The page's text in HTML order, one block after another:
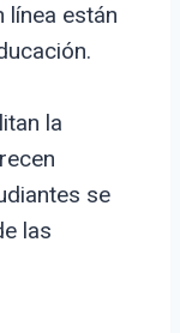
línea están
la
se
las